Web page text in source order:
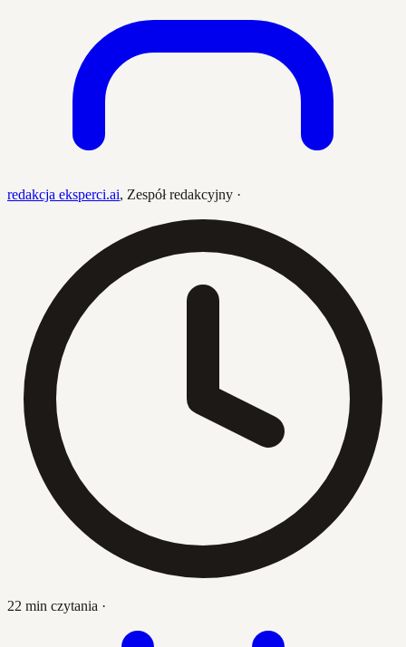
redakcja eksperci.ai, Zespół redakcyjny ·
22 min czytania ·